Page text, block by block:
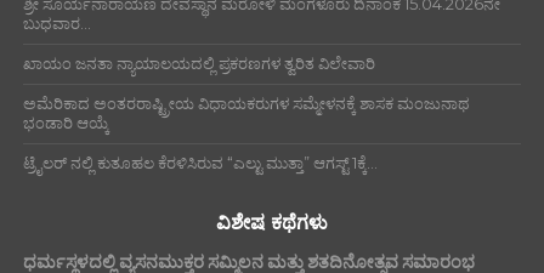
ಶ್ರೀ ಸೂರ್ಯನಾರಾಯಣ ದೇವಸ್ಥಾನ ಮರೋಳಿ ಮಂಗಳೂರು ದಿನಾಂಕ 15.04.2026ನೇ
ಬುಧವಾರ...
ಖಾಯಂ ಜನತಾ ನ್ಯಾಯಾಲಯದಲ್ಲಿ ಪ್ರಕರಣಗಳ ತ್ವರಿತ ವಿಲೇವಾರಿ
ಅಮೆರಿಕಾದ ಅಂತರರಾಷ್ಟ್ರೀಯ ವಿಧಾಯಕರುಗಳ ಸಮ್ಮೇಳನಕ್ಕೆ ಶಾಸಕ ಮಂಜುನಾಥ
ಭಂಡಾರಿ ಆಯ್ಕೆ
ಟ್ರೈಲರ್ ನಲ್ಲಿ ಕುತೂಹಲ ಕೆರಳಿಸಿರುವ “ಎಲ್ಟು ಮುತ್ತಾ” ಆಗಸ್ಟ್ 1ಕ್ಕೆ...
ವಿಶೇಷ ಕಥೆಗಳು
ಧರ್ಮಸ್ಥಳದಲ್ಲಿ ವ್ಯಸನಮುಕ್ತರ ಸಮ್ಮಿಲನ ಮತ್ತು ಶತದಿನೋತ್ಸವ ಸಮಾರಂಭ